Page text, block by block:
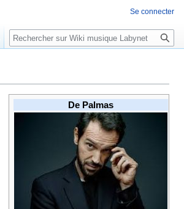
De Palmas
Se connecter
Rechercher